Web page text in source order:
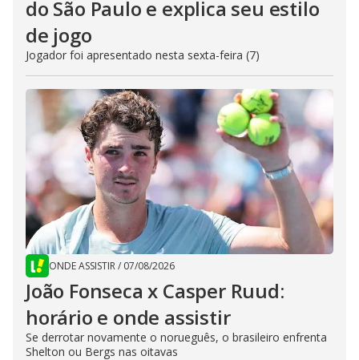
do São Paulo e explica seu estilo
de jogo
Jogador foi apresentado nesta sexta-feira (7)
ONDE ASSISTIR/ 07/08/2026
João Fonseca x Casper Ruud:
horário e onde assistir
Se derrotar novamente o norueguês, o brasileiro enfrenta
Shelton ou Bergs nas oitavas